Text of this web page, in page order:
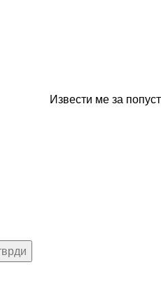
Извести ме за попуст